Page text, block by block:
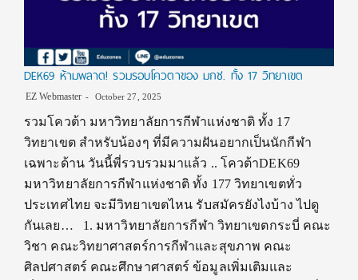
DEK69 ห้ามพลาด! รวมรอบโควตาของ มกช. ทั้ง 17 วิทยาเขต
EZ Webmaster October 27, 2025
รวมโควต้า มหาวิทยาลัยการกีฬาแห่งชาติ ทั้ง 17
วิทยาเขต สำหรับน้องๆ ที่มีความฝันอยากเป็นนักกีฬา
เฉพาะด้าน วันนี้พี่รวบรวมมาแล้ว .. โควต้าDEK69
มหาวิทยาลัยการกีฬาแห่งชาติ ทั้ง 177 วิทยาเขตทั่ว
ประเทศไทย จะมีวิทยาเขตไหน รับสมัครยังไงบ้าง ไปดู
กันเลย… 1. มหาวิทยาลัยการกีฬา วิทยาเขตกระบี่ คณะ
วิชา คณะวิทยาศาสตร์การกีฬาและสุขภาพ คณะ
ศิลปศาสตร์ คณะศึกษาศาสตร์ ข้อมูลเพิ่มเติมและ